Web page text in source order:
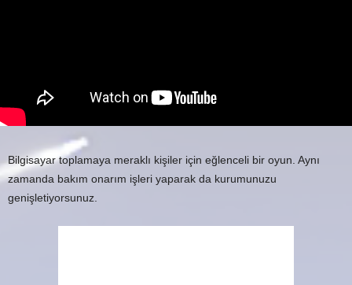
Bilgisayar toplamaya meraklı kişiler için eğlenceli bir oyun. Aynı
zamanda bakım onarım işleri yaparak da kurumunuzu
genişletiyorsunuz.